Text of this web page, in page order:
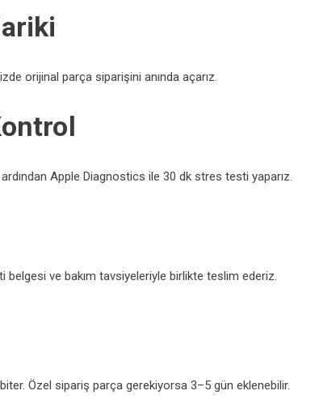
orijinal parça siparişini anında açarız.
Apple Diagnostics ile 30 dk stres testi yaparız.
belgesi ve bakım tavsiyeleriyle birlikte teslim ederiz.
Özel sipariş parça gerekiyorsa 3–5 gün eklenebilir.